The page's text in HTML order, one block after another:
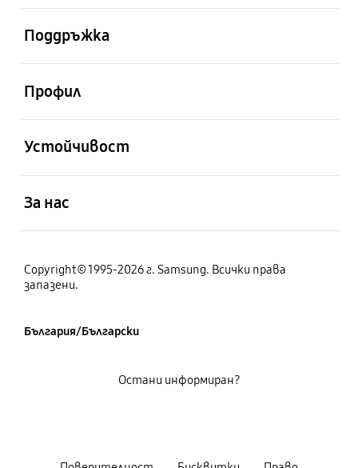
Поддръжка
Профил
Устойчивост
За нас
Copyright© 1995-2026 г. Samsung. Всички права
запазени.
България/Български
Остани информиран?